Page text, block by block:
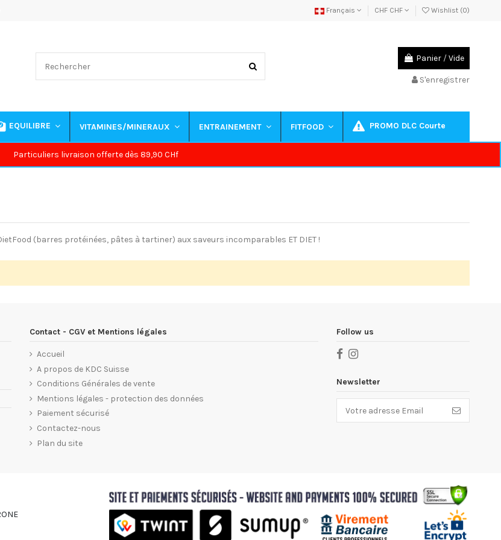
Français CHF CHF Wishlist (0)
Panier /Vide
S'enregistrer
EQUILIBRE VITAMINES/MINERAUX ENTRAINEMENT FITFOOD PROMO DLC Courte
Particuliers livraison offerte dès 89,90 CHf
(barres protéinées, pâtes à tartiner) aux saveurs incomparables ET DIET !
Contact - CGV et Mentions légales
Accueil
A propos de KDC Suisse
Conditions Générales de vente
Mentions légales - protection des données
Paiement sécurisé
Contactez-nous
Plan du site
Follow us
Newsletter